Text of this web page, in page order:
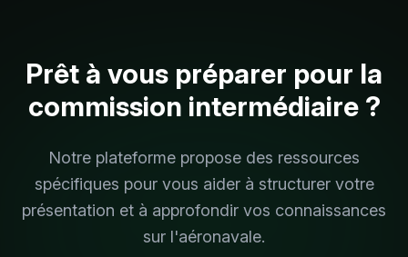
Prêt à vous préparer pour la
commission intermédiaire ?
Notre plateforme propose des ressources
spécifiques pour vous aider à structurer votre
présentation et à approfondir vos connaissances
sur l'aéronavale.